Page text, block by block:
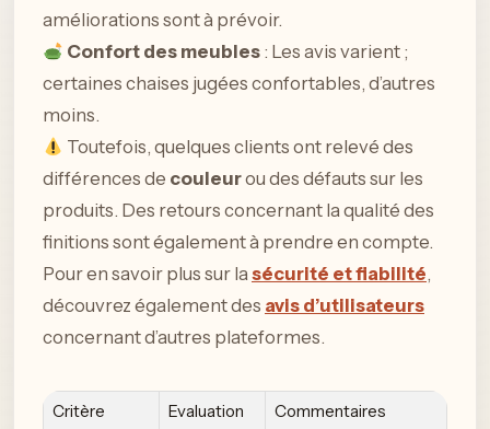
améliorations sont à prévoir.
Confort des meubles: Les avis varient ;
certaines chaises jugées confortables, d’autres
moins.
Toutefois, quelques clients ont relevé des
différences de couleurou des défauts sur les
produits. Des retours concernant la qualité des
finitions sont également à prendre en compte.
Pour en savoir plus sur lasécurité et fiabilité,
découvrez également des avis d’utilisateurs
concernant d’autres plateformes.
Critère Evaluation Commentaires